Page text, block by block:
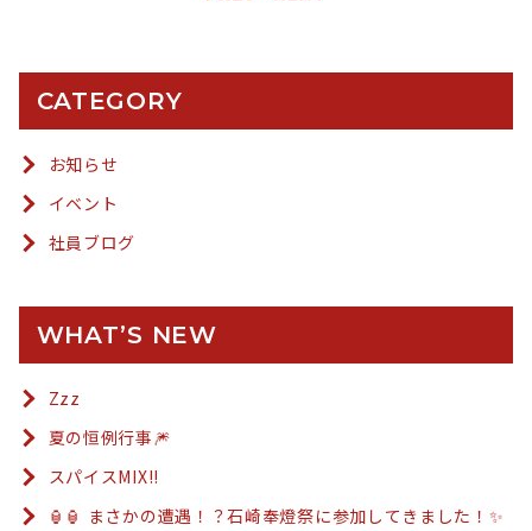
CATEGORY
お知らせ
イベント
社員ブログ
WHAT’S NEW
Zzz
夏の恒例行事🎆
スパイスMIX!!
🏮🏮 まさかの遭遇！？石崎奉燈祭に参加してきました！✨